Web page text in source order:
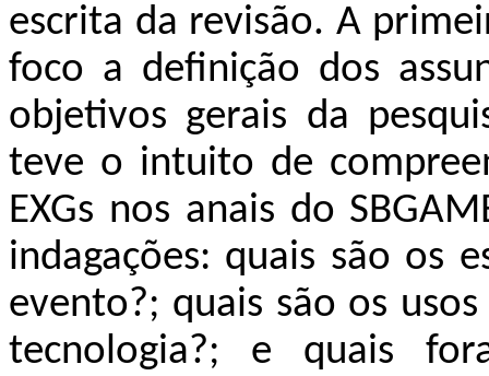
escrita da revisão. A
foco a definição dos
objetivos gerais da
teve o intuito de
EXGs nos anais do
indagações: quais são os
evento?; quais são os
tecnologia?; e quais